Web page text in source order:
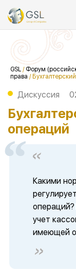
GSL / Форум
права /
Дискуссия
операций
Какими
операций?
учет
имеющей